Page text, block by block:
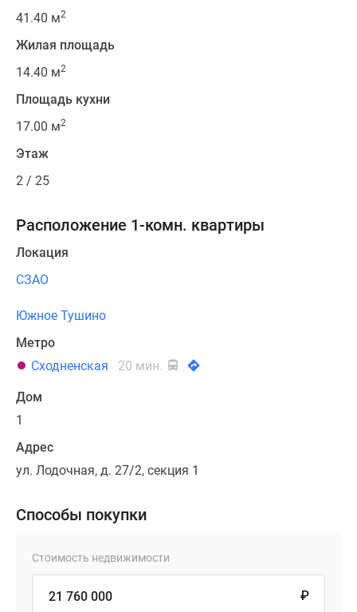
41.40 м2
Жилая площадь
14.40 м2
Площадь кухни
17.00 м2
Этаж
2 / 25
Расположение 1-комн. квартиры
Локация
СЗАО
Южное Тушино
Метро
Сходненская
20 мин.
Дом
1
Адрес
ул. Лодочная, д. 27/2, секция 1
Способы покупки
Стоимость недвижимости
₽